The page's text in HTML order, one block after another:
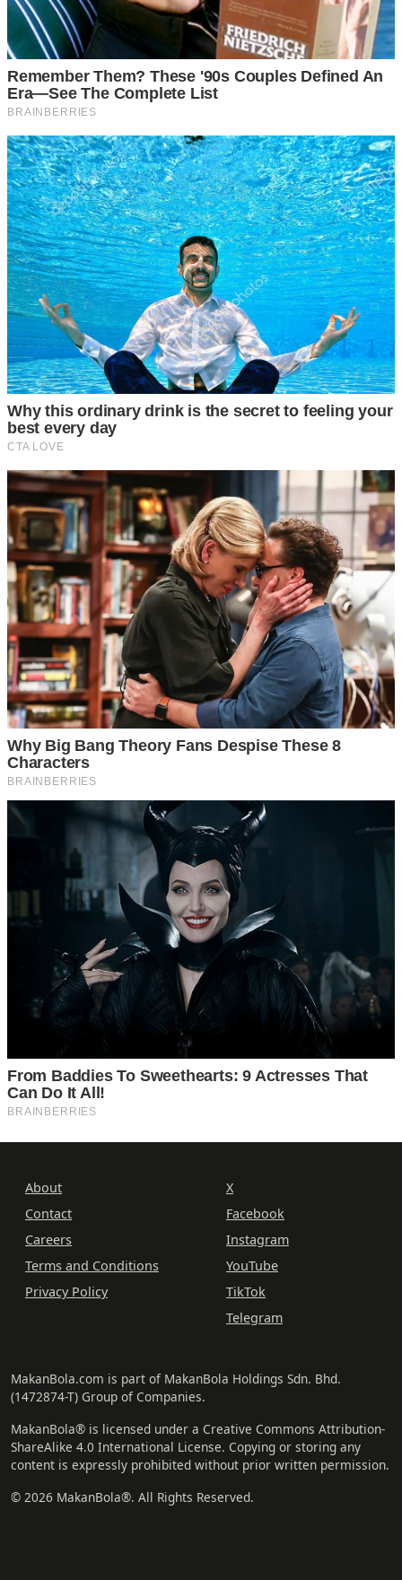
About
Contact
Careers
Terms and Conditions
Privacy Policy
X
Facebook
Instagram
YouTube
TikTok
Telegram
MakanBola.com is part of MakanBola Holdings Sdn. Bhd.
(1472874-T) Group of Companies.
MakanBola® is licensed under a Creative Commons Attribution-
ShareAlike 4.0 International License. Copying or storing any
content is expressly prohibited without prior written permission.
© 2026 MakanBola®. All Rights Reserved.